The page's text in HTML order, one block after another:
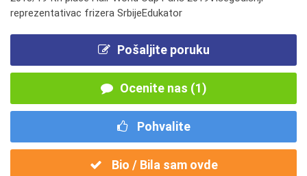
reprezentativac frizera SrbijeEdukator
Pošaljite poruku
Ocenite nas (1)
Pohvalite
Bio / Bila sam ovde